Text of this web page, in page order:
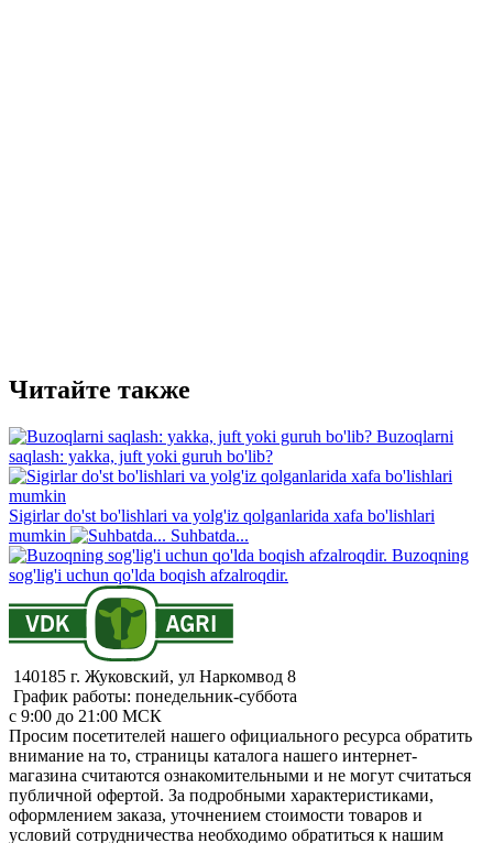
Читайте также
Buzoqlarni
saqlash: yakka, juft yoki guruh bo'lib?
Sigirlar do'st bo'lishlari va yolg'iz qolganlarida xafa bo'lishlari
mumkin
Suhbatda...
Buzoqning
sog'lig'i uchun qo'lda boqish afzalroqdir.
140185 г. Жуковский, ул Наркомвод 8
График работы: понедельник-суббота
с 9:00 до 21:00 МСК
Просим посетителей нашего официального ресурса обратить
внимание на то, страницы каталога нашего интернет-
магазина считаются ознакомительными и не могут считаться
публичной офертой. За подробными характеристиками,
оформлением заказа, уточнением стоимости товаров и
условий сотрудничества необходимо обратиться к нашим